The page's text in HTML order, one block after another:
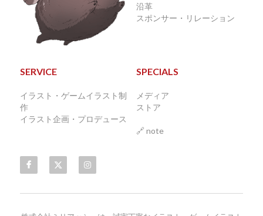
沿革
スポンサー・リレーション
SERVICE
イラスト・ゲームイラスト制
作
イラスト企画・プロデュース
SPECIALS
メディア
ストア
🔗 note